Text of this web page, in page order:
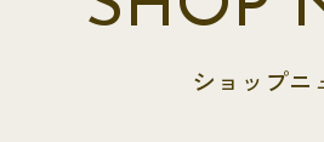
ショップニ